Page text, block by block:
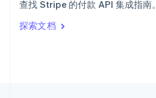
查找 Stripe 的付款 API 集成指南。
探索文档
ItalianoEnglish
印度
English